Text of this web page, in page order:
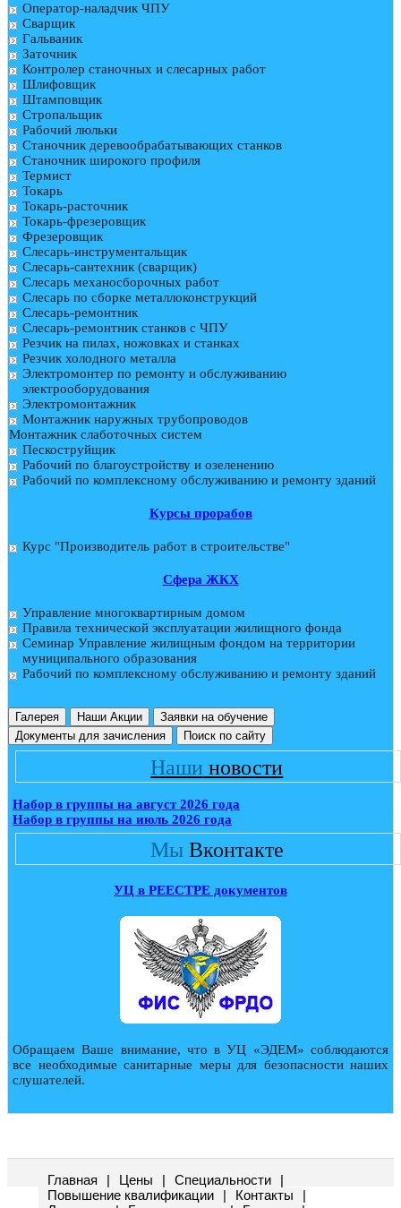
Оператор-наладчик ЧПУ
Сварщик
Гальваник
Заточник
Контролер станочных и слесарных работ
Шлифовщик
Штамповщик
Стропальщик
Рабочий люльки
Станочник деревообрабатывающих станков
Станочник широкого профиля
Термист
Токарь
Токарь-расточник
Токарь-фрезеровщик
Фрезеровщик
Слесарь-инструментальщик
Слесарь-сантехник (сварщик)
Слесарь механосборочных работ
Слесарь по сборке металлоконструкций
Слесарь-ремонтник
Слесарь-ремонтник станков с ЧПУ
Резчик на пилах, ножовках и станках
Резчик холодного металла
Электромонтер по ремонту и обслуживанию
электрооборудования
Электромонтажник
Монтажник наружных трубопроводов
Монтажник слаботочных систем
Пескоструйщик
Рабочий по благоустройству и озеленению
Рабочий по комплексному обслуживанию и ремонту зданий
Курсы прорабов
Курс "Производитель работ в строительстве"
Cфера ЖКХ
Управление многоквартирным домом
Правила технической эксплуатации жилищного фонда
Семинар Управление жилищным фондом на территории
муниципального образования
Рабочий по комплексному обслуживанию и ремонту зданий
Галерея Наши Акции
Заявки на обучение
Документы для зачисления
Поиск по сайту
Наши новости
Набор в группы на август 2026 года
Набор в группы на июль 2026 года
МыВконтакте
УЦ в РЕЕСТРЕ документов
Обращаем Ваше внимание, что в УЦ «ЭДЕМ» соблюдаются
все необходимые санитарные меры для безопасности наших
слушателей.
Главная | Цены | Специальности
|
Повышение квалификации
| Контакты
|